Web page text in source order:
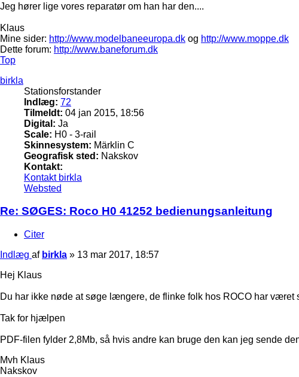
Jeg hører lige vores reparatør om han har den....
Klaus
Mine sider: http://www.modelbaneeuropa.dk og http://www.moppe.dk
Dette forum: http://www.baneforum.dk
Top
birkla
Stationsforstander
Indlæg: 72
Tilmeldt: 04 jan 2015, 18:56
Digital: Ja
Scale: H0 - 3-rail
Skinnesystem: Märklin C
Geografisk sted: Nakskov
Kontakt:
Kontakt birkla
Websted
Re: SØGES: Roco H0 41252 bedienungsanleitung
Citer
Indlæg af birkla » 13 mar 2017, 18:57
Hej Klaus
Du har ikke nøde at søge længere, de flinke folk hos ROCO har
Tak for hjælpen
PDF-filen fylder 2,8Mb, så hvis andre kan bruge den kan jeg sende
Mvh Klaus
Nakskov